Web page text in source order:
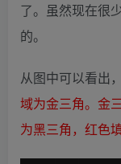
了。虽然现在很
的。
从图中可以看出，
域为金三角。金
为黑三角，红色